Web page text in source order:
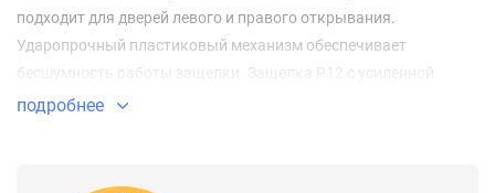
подходит для дверей левого и правого открывания.
Ударопрочный пластиковый механизм обеспечивает
бесшумность работы защелки. Защелка P12 с усиленной
пружиной имеет высший 4 класс надежности (250 000 циклов
Возможна установка дверных ручек на стяжные винты для
подробнее